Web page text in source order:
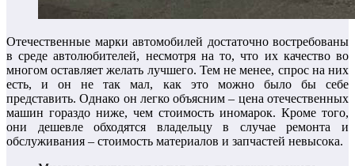
Отечественные марки автомобилей достаточно востребованы
в среде автолюбителей, несмотря на то, что их качество во
многом оставляет желать лучшего. Тем не менее, спрос на них
есть, и он не так мал, как это можно было бы себе
представить. Однако он легко объясним – цена отечественных
машин гораздо ниже, чем стоимость иномарок. Кроме того,
они дешевле обходятся владельцу в случае ремонта и
обслуживания – стоимость материалов и запчастей невысока.